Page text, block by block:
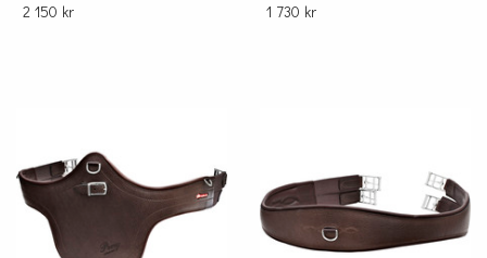
2 150 kr
1 730 kr